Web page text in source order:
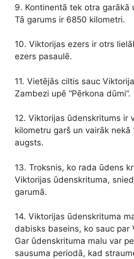
9. Kontinentā tek otra garākā
Tā garums ir 6850 kilometri.
10. Viktorijas ezers ir otrs
ezers pasaulē.
11. Vietējās ciltis sauc
Zambezi upē “Pērkona dūmi”.
12. Viktorijas ūdenskritums ir
kilometru garš un vairāk nekā
augsts.
13. Troksnis, ko rada ūdens
Viktorijas ūdenskrituma,
garumā.
14. Viktorijas ūdenskrituma
dabisks baseins, ko sauc par
Gar ūdenskrituma malu var
sausuma periodā, kad